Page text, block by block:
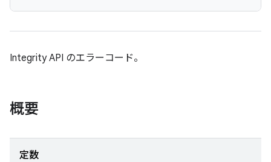
Integrity API のエラーコード。
概要
定数